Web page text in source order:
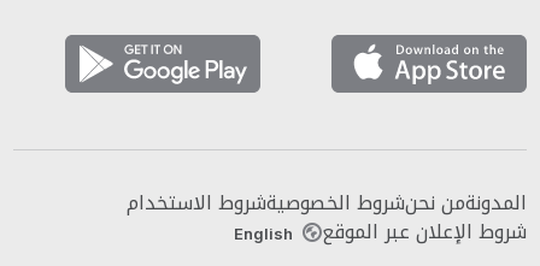
المدونةمن نحنشروط الخصوصيةشروط الاستخدام
شروط الإعلان عبر الموقع English